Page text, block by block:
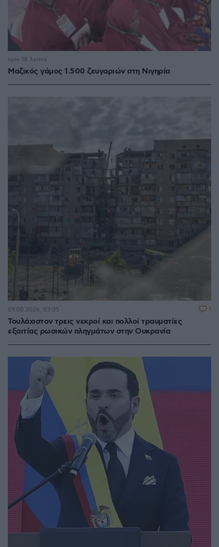
Μαζικός γάμος 1.500 ζευγαριών στη Νιγηρία
πριν 18 λεπτά
Τουλάχιστον τρεις νεκροί και πολλοί τραυματίες
εξαιτίας ρωσικών πληγμάτων στην Ουκρανία
09.08.2026, 03:05 1